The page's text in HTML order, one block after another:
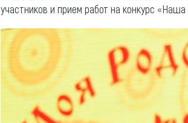
участников и прием работ на конкурс